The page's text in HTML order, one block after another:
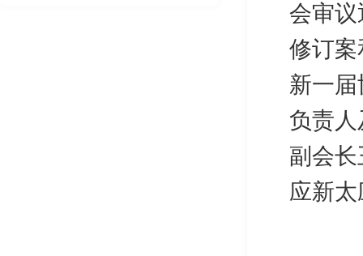
会审
修订
新一
负责
副会
应新